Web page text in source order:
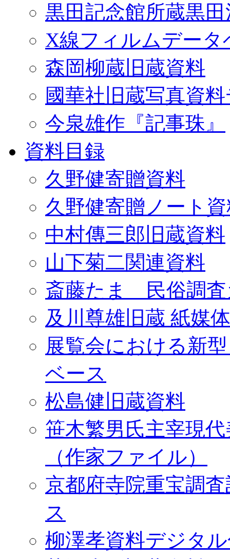
黒田記念館所蔵黒
X線フィルムデータ
森岡柳蔵旧蔵資料
國華社旧蔵写真資
今泉雄作『記事珠』
資料目録
久野健寄贈資料
久野健寄贈ノート
中村傳三郎旧蔵資料
山下菊二関連資料
斎藤たま 民俗調査
及川尊雄旧蔵 紙媒
展覧会における新
ベース
松島健旧蔵資料
笹木繁男氏主宰現
（作家ファイル）
京都府寺院重宝調
ス
柳澤孝資料デジタ